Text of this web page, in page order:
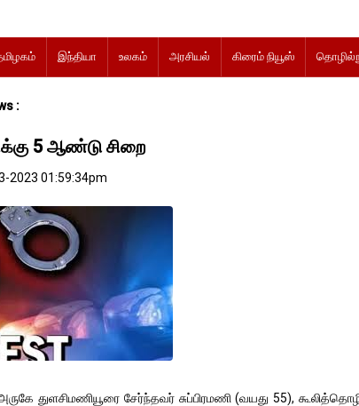
இந்தியா உலகம் அரசியல் கிரைம் நியூஸ்
:
5 ஆண்டு சிறை
2023 01:59:34pm
துளசிமணியூரை சேர்ந்தவர் சுப்பிரமணி (வயது 55),